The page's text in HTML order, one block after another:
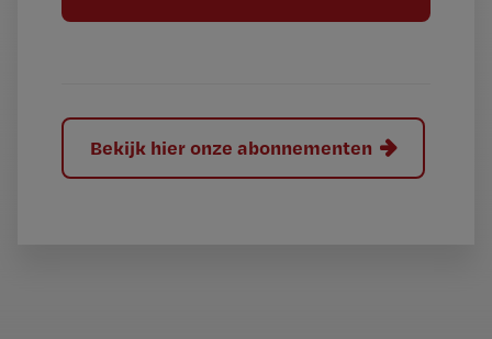
l
Bekijk hier onze abonnementen